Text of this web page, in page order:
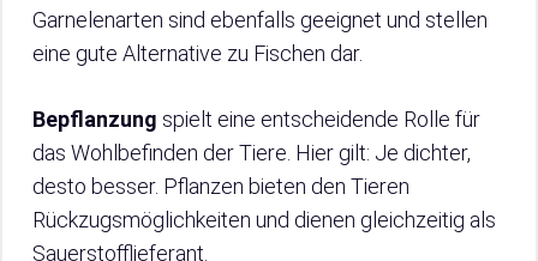
Garnelenarten sind ebenfalls geeignet und stellen
eine gute Alternative zu Fischen dar.
Bepflanzung spielt eine entscheidende Rolle für
das Wohlbefinden der Tiere. Hier gilt: Je dichter,
desto besser. Pflanzen bieten den Tieren
Rückzugsmöglichkeiten und dienen gleichzeitig als
Sauerstofflieferant.